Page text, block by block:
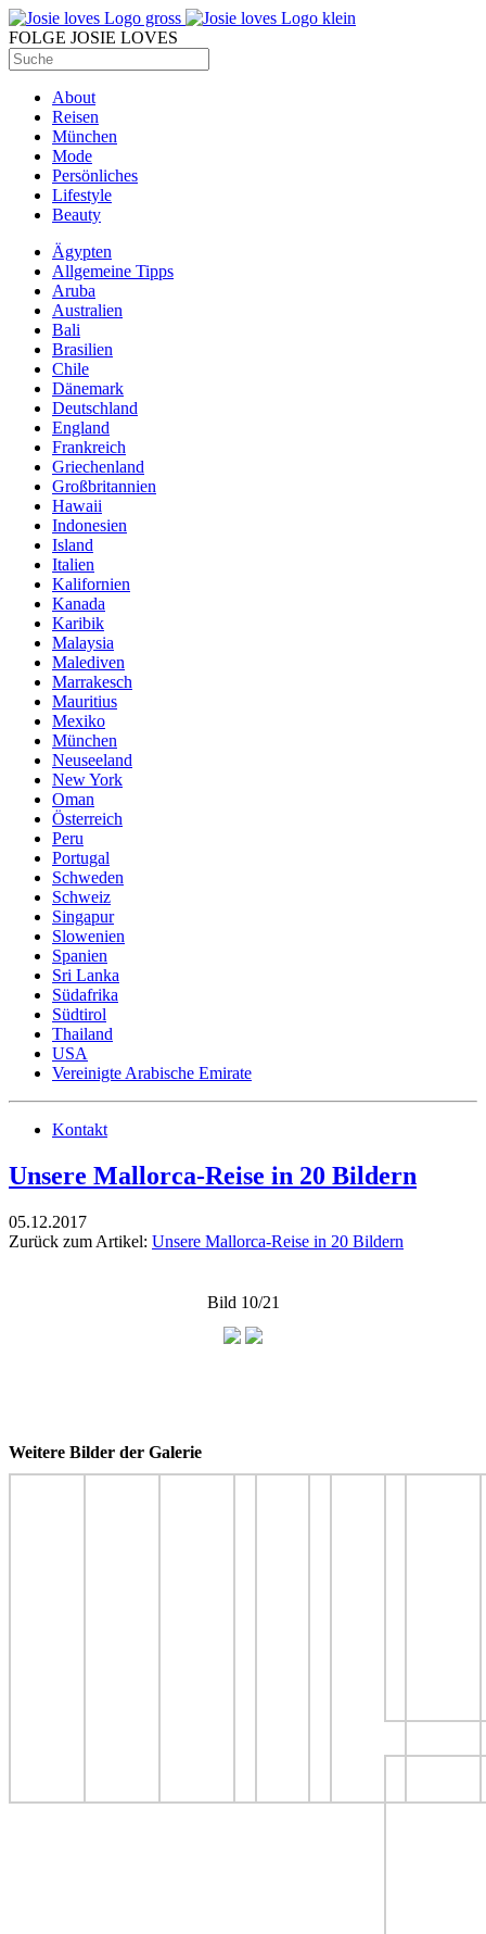
FOLGE JOSIE LOVES
About
Reisen
München
Mode
Persönliches
Lifestyle
Beauty
Ägypten
Allgemeine Tipps
Aruba
Australien
Bali
Brasilien
Chile
Dänemark
Deutschland
England
Frankreich
Griechenland
Großbritannien
Hawaii
Indonesien
Island
Italien
Kalifornien
Kanada
Karibik
Malaysia
Malediven
Marrakesch
Mauritius
Mexiko
München
Neuseeland
New York
Oman
Österreich
Peru
Portugal
Schweden
Schweiz
Singapur
Slowenien
Spanien
Sri Lanka
Südafrika
Südtirol
Thailand
USA
Vereinigte Arabische Emirate
Kontakt
Unsere Mallorca-Reise in 20 Bildern
05.12.2017
Zurück zum Artikel: Unsere Mallorca-Reise in 20 Bildern
Bild 10/21
Weitere Bilder der Galerie